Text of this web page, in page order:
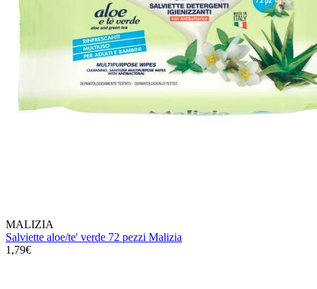
MALIZIA
Salviette aloe/te' verde 72 pezzi Malizia
1,79€